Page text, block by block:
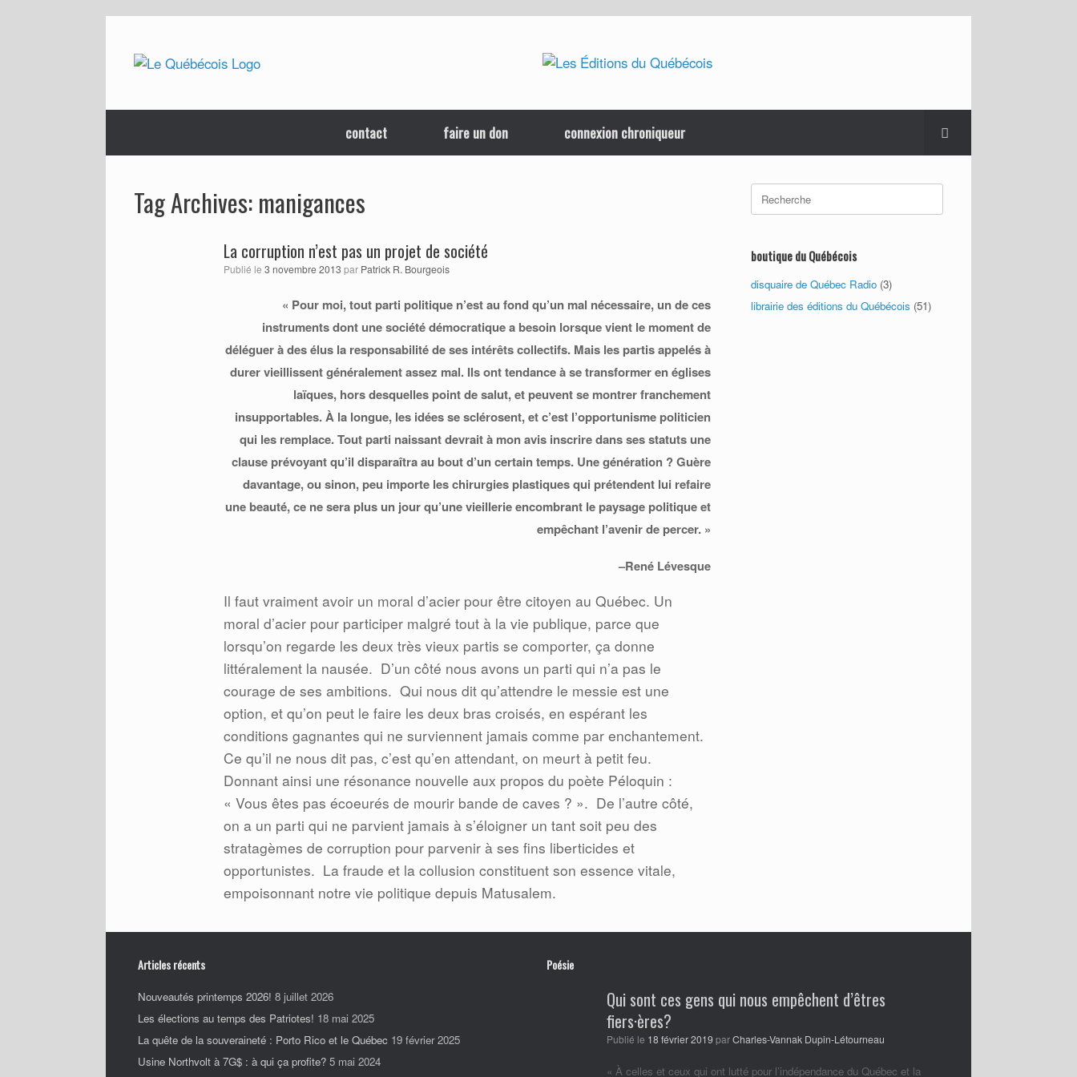
content
contact faire un don connexion chroniqueur
Tag Archives: manigances
La corruption n’est pas un projet de société
Publié le3 novembre 2013 par Patrick R. Bourgeois
« Pour moi, tout parti politique n’est au fond qu’un mal nécessaire, un de ces
instruments dont une société démocratique a besoin lorsque vient le moment de
déléguer à des élus la responsabilité de ses intérêts collectifs. Mais les partis appelés à
durer vieillissent généralement assez mal. Ils ont tendance à se transformer en églises
laïques, hors desquelles point de salut, et peuvent se montrer franchement
insupportables. À la longue, les idées se sclérosent, et c’est l’opportunisme politicien
qui les remplace. Tout parti naissant devrait à mon avis inscrire dans ses statuts une
clause prévoyant qu’il disparaîtra au bout d’un certain temps. Une génération ? Guère
davantage, ou sinon, peu importe les chirurgies plastiques qui prétendent lui refaire
une beauté, ce ne sera plus un jour qu’une vieillerie encombrant le paysage politique et
empêchant l’avenir de percer. »
–René Lévesque
Il faut vraiment avoir un moral d’acier pour être citoyen au Québec. Un
moral d’acier pour participer malgré tout à la vie publique, parce que
lorsqu’on regarde les deux très vieux partis se comporter, ça donne
littéralement la nausée. D’un côté nous avons un parti qui n’a pas le
courage de ses ambitions. Qui nous dit qu’attendre le messie est une
option, et qu’on peut le faire les deux bras croisés, en espérant les
conditions gagnantes qui ne surviennent jamais comme par enchantement.
Ce qu’il ne nous dit pas, c’est qu’en attendant, on meurt à petit feu.
Donnant ainsi une résonance nouvelle aux propos du poète Péloquin :
« Vous êtes pas écoeurés de mourir bande de caves ? ». De l’autre côté,
on a un parti qui ne parvient jamais à s’éloigner un tant soit peu des
stratagèmes de corruption pour parvenir à ses fins liberticides et
opportunistes. La fraude et la collusion constituent son essence vitale,
empoisonnant notre vie politique depuis Matusalem.
Search
for:
boutique du Québécois
disquaire de Québec Radio (3)
librairie des éditions du Québécois (51)
Articles récents
Nouveautés printemps 2026! 8 juillet 2026
Les élections au temps des Patriotes! 18 mai 2025
La quête de la souveraineté : Porto Rico et le Québec 19 février 2025
Usine Northvolt à 7G$ : à qui ça profite? 5 mai 2024
Poésie
Qui sont ces gens qui nous empêchent d’êtres
fiers·ères?
Publié le 18 février 2019 parCharles-Vannak Dupin-Létourneau
« À celles et ceux qui ont lutté pour l’indépendance du Québec et la